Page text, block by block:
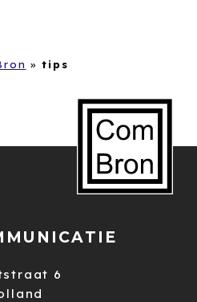
»tips
6